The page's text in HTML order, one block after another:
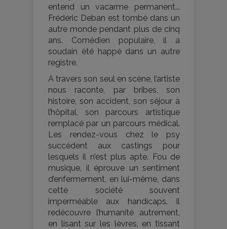
entend un vacarme permanent...
Frédéric Deban est tombé dans un
autre monde pendant plus de cinq
ans. Comédien populaire, il a
soudain été happé dans un autre
registre.
A travers son seul en scène, l’artiste
nous raconte, par bribes, son
histoire, son accident, son séjour à
l’hôpital, son parcours artistique
remplacé par un parcours médical.
Les rendez-vous chez le psy
succèdent aux castings pour
lesquels il n’est plus apte. Fou de
musique, il éprouve un sentiment
d’enfermement, en lui-même, dans
cette société souvent
imperméable aux handicaps. Il
redécouvre l’humanité autrement,
en lisant sur les lèvres, en tissant